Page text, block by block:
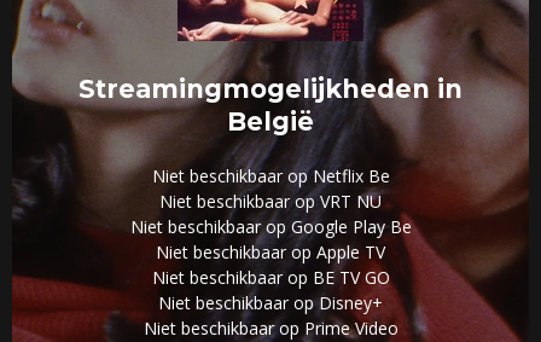
Streamingmogelijkheden in
België
Niet beschikbaar op Netflix Be
Niet beschikbaar op VRT NU
Niet beschikbaar op Google Play Be
Niet beschikbaar op Apple TV
Niet beschikbaar op BE TV GO
Niet beschikbaar op Disney+
Niet beschikbaar op Prime Video